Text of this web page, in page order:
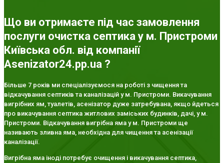
Що ви отримаєте під час замовлення
послуги очистка септика у м. Пристроми
Київська обл. від компанії
Asenizator24.pp.ua ?
Більше 7 років ми спеціалізуємося на роботі з чищення та
відкачування септиків та каналізацій у м. Пристроми. Викачування
вигрібних ям, туалетів, асенізатор дуже затребувана, якщо йдеться
про викачування септика житлових заміських будинків, дачі, у м.
Пристроми. Відкачування вигрібна яма у м. Пристроми ще
називають зливна яма, необхідна для чищення та асенізації
каналізації.
Вигрібна яма іноді потребує очищення і викачування септика,